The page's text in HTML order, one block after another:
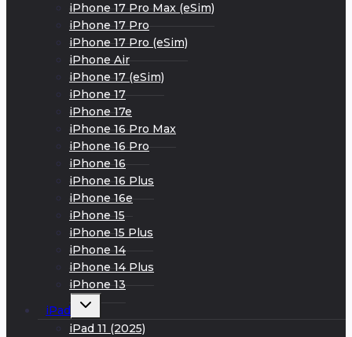
iPhone 17 Pro Max (eSim)
iPhone 17 Pro
iPhone 17 Pro (eSim)
iPhone Air
iPhone 17 (eSim)
iPhone 17
iPhone 17e
iPhone 16 Pro Max
iPhone 16 Pro
iPhone 16
iPhone 16 Plus
iPhone 16e
iPhone 15
iPhone 15 Plus
iPhone 14
iPhone 14 Plus
iPhone 13
iPad
Развернуть
меню
iPad 11 (2025)